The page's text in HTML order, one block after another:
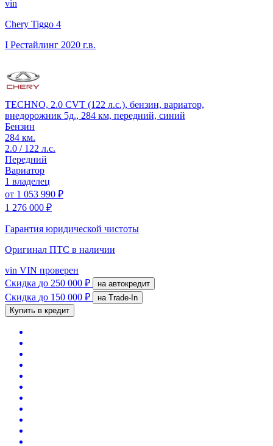
vin
Chery Tiggo 4
I Рестайлинг 2020 г.в.
TECHNO, 2.0 CVT (122 л.с.), бензин, вариатор,
внедорожник 5д., 284 км, передний, синий
Бензин
284 км.
2.0 / 122 л.с.
Передний
Вариатор
1 владелец
от 1 053 990 ₽
1 276 000 ₽
Гарантия юридической чистоты
Оригинал ПТС в наличии
vin VIN проверен
Скидка до 250 000 ₽ на автокредит
Скидка до 150 000 ₽
на Trade-In
Купить в кредит